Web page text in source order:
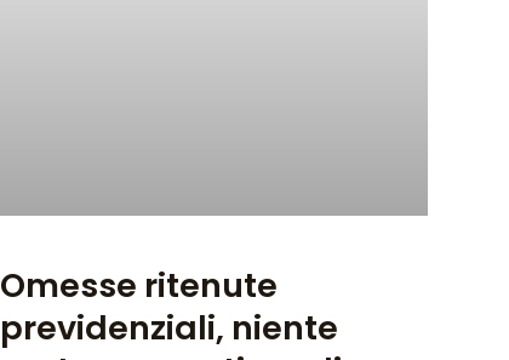
Omesse ritenute
previdenziali, niente